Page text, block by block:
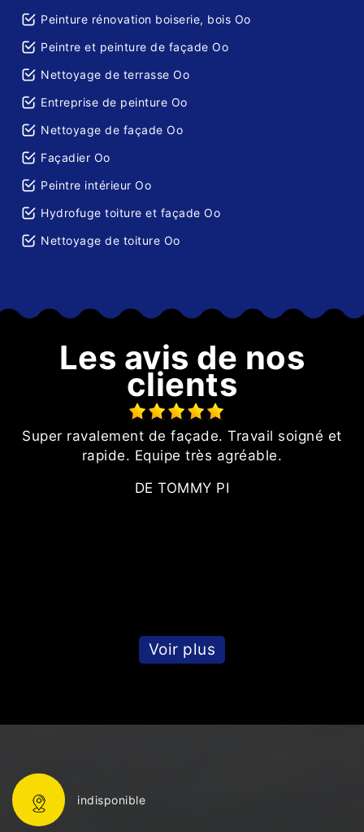
Peinture rénovation boiserie, bois Oo
Peintre et peinture de façade Oo
Nettoyage de terrasse Oo
Entreprise de peinture Oo
Nettoyage de façade Oo
Façadier Oo
Peintre intérieur Oo
Hydrofuge toiture et façade Oo
Nettoyage de toiture Oo
Les avis de nos
clients
Super ravalement de façade. Travail soigné et
rapide. Equipe très agréable.
DE TOMMY PI
Voir plus
indisponible